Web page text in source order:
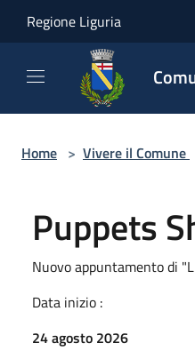
Regione Liguria
Home > Vivere il Comune
Puppets
Nuovo appuntamento di
Data inizio :
24 agosto 2026